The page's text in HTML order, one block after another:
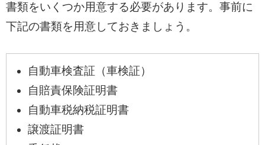
書類をいくつか用意する必要があります。事前に
下記の書類を用意しておきましょう。
自動車検査証（車検証）
自賠責保険証明書
自動車税納税証明書
譲渡証明書